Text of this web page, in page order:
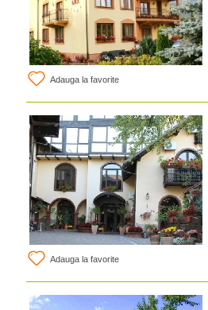
Adauga la favorite
Adauga la favorite